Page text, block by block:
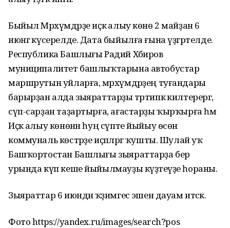
Быйыл Мәрхүмдәрҙе иҫкә алыу көнө 2 майҙан 6
июнгә күсерелде. Дата быйылға ғына үҙгәртелде.
Республика Башлығы Радий Хәбиров
муниципалитет башлыҡтарына автобустар
маршрутын уйларға, мәрхүмдәрҙең туғандары
барырҙан алда зыяраттарҙы тәртипкә килтерергә,
сүп-сарҙан таҙартырға, ағастарҙы ҡырҡырға һәм
Иҫкә алыу көнөнән һуң сүпте йыйыу өсөн
коммуналь көстәрҙе иҫәпләргә ҡушты. Шулай уҡ
Башҡортостан Башлығы зыяраттарҙа бер
урында күп кеше йыйылмауҙы күҙәтеүҙе һораны.
Зыяраттар 6 июндән ҡәҙимгесә эшен дауам итәсәк.
Фото https://yandex.ru/images/search?pos